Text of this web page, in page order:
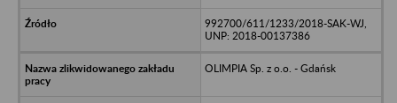
992700/611/1233/2018-SAK-WJ,
UNP: 2018-00137386
OLIMPIA Sp. z o.o. - Gdańsk